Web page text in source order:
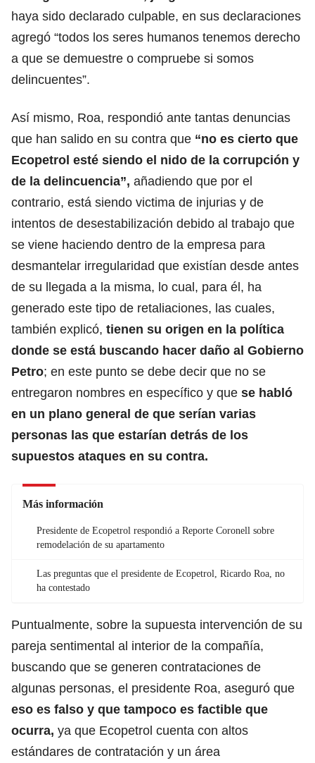
haya sido declarado culpable, en sus declaraciones
agregó “todos los seres humanos tenemos derecho
a que se demuestre o compruebe si somos
delincuentes”.
Así mismo, Roa, respondió ante tantas denuncias
que han salido en su contra que “no es cierto que
Ecopetrol esté siendo el nido de la corrupción y
de la delincuencia”, añadiendo que por el
contrario, está siendo victima de injurias y de
intentos de desestabilización debido al trabajo que
se viene haciendo dentro de la empresa para
desmantelar irregularidad que existían desde antes
de su llegada a la misma, lo cual, para él, ha
generado este tipo de retaliaciones, las cuales,
también explicó, tienen su origen en la política
donde se está buscando hacer daño al Gobierno
Petro; en este punto se debe decir que no se
entregaron nombres en específico y que se habló
en un plano general de que serían varias
personas las que estarían detrás de los
supuestos ataques en su contra.
Más información
Presidente de Ecopetrol respondió a Reporte Coronell sobre
remodelación de su apartamento
Las preguntas que el presidente de Ecopetrol, Ricardo Roa, no
ha contestado
Puntualmente, sobre la supuesta intervención de su
pareja sentimental al interior de la compañía,
buscando que se generen contrataciones de
algunas personas, el presidente Roa, aseguró que
eso es falso y que tampoco es factible que
ocurra, ya que Ecopetrol cuenta con altos
estándares de contratación y un área